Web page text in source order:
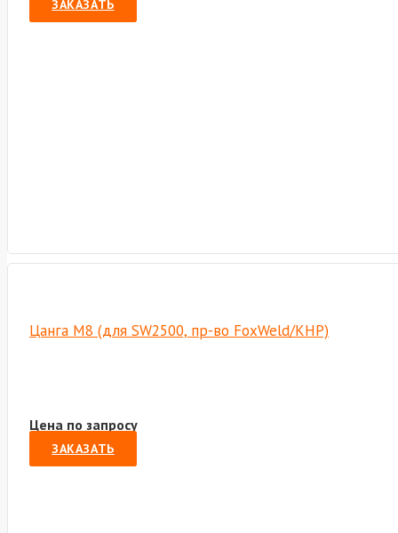
ЗАКАЗАТЬ
Цанга М8 (для SW2500, пр-во FoxWeld/КНР)
Цена по запросу
ЗАКАЗАТЬ